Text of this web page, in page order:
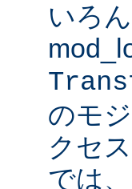
いろ
のモ
クセ
では、